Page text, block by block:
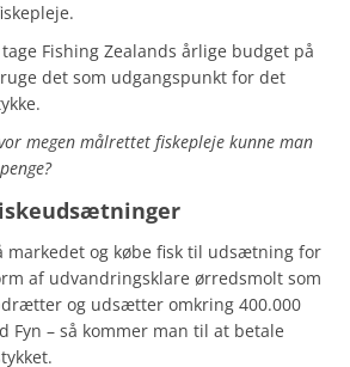
Fishing Zealands årlige budget på
det som udgangspunkt for det
megen målrettet fiskepleje kunne man
markedet og købe fisk til udsætning for
af udvandringsklare ørredsmolt som
og udsætter omkring 400.000
Fyn – så kommer man til at betale